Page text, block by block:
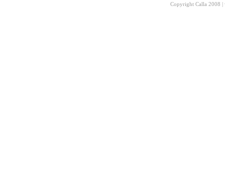
Copyright Calla 2008 |